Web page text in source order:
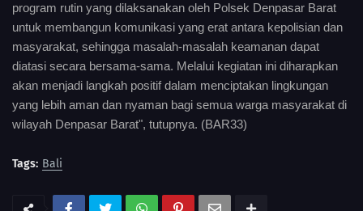
program rutin yang dilaksanakan oleh Polsek Denpasar Barat
untuk membangun komunikasi yang erat antara kepolisian dan
masyarakat, sehingga masalah-masalah keamanan dapat
diatasi secara bersama-sama. Melalui kegiatan ini diharapkan
akan menjadi langkah positif dalam menciptakan lingkungan
yang lebih aman dan nyaman bagi semua warga masyarakat di
wilayah Denpasar Barat", tutupnya. (BAR33)
Tags: Bali